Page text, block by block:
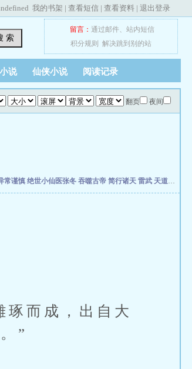
我的书架 | 查看短信 | 查看资料 | 退出登录
索
留言： 通过邮件、 站内短信
积分规则
解决跳到别的站
说 仙侠小说 阅读记录
翻页 夜间
常谨慎 绝世小仙医张冬 吞噬古帝 简行诸天 雷武 天道天骄
而成，出自大
”